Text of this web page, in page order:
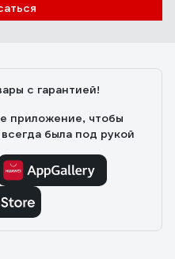
с гарантией!
приложение, чтобы
была под рукой